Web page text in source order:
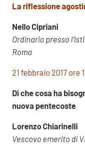
La riflessione
Nello Cipriani
Ordinario presso
Roma
21 febbraio 2017 ore
Di che cosa ha
nuova pentecoste
Lorenzo Chiarinelli
Vescovo emerito di